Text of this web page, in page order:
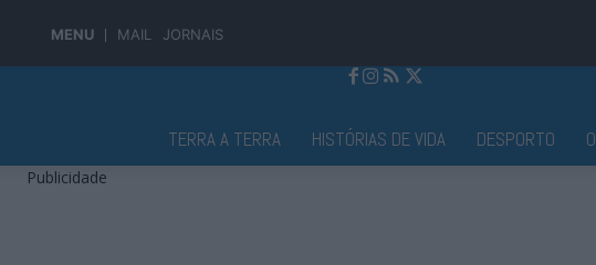
MENU MAIL JORNAIS
TERRA A TERRA HISTÓRIAS DE VIDA DESPORTO
Publicidade